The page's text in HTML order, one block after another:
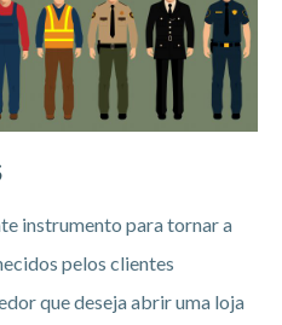
instrumento para tornar a
pelos clientes
que deseja abrir uma loja